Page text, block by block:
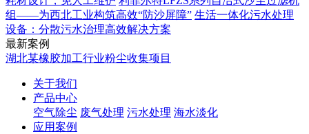
组——为西北工业构筑高效“防沙屏障” 生活一体化污水处理
设备：分散污水治理高效解决方案
最新案例
湖北某橡胶加工行业粉尘收集项目
关于我们
产品中心
空气除尘 废气处理 污水处理 海水淡化
应用案例